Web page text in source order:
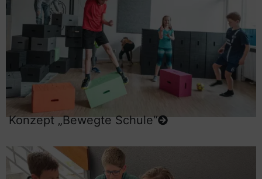
Konzept „Bewegte Schule“